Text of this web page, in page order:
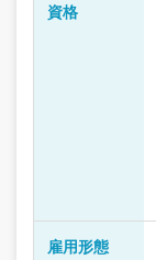
資格
雇用形態